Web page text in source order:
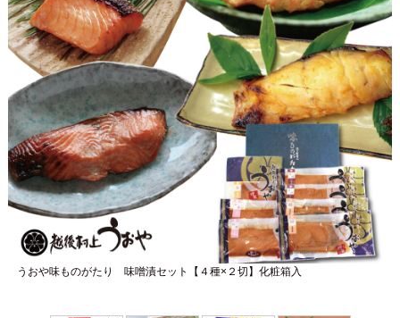
うおや味ものがたり 味噌漬セット【４種×２切】化粧箱入